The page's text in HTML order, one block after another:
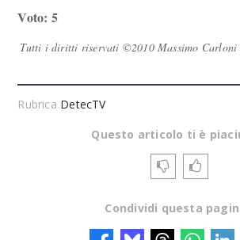
Voto: 5
Tutti i diritti riservati ©2010 Massimo Carloni
Rubrica DetecTV
Questo articolo ti è
Condividi questa